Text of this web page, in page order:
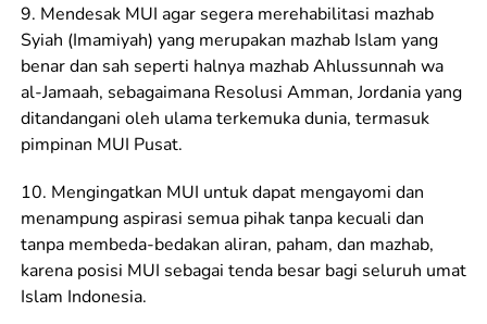
9. Mendesak MUI agar segera merehabilitasi mazhab
Syiah (Imamiyah) yang merupakan mazhab Islam yang
benar dan sah seperti halnya mazhab Ahlussunnah wa
al-Jamaah, sebagaimana Resolusi Amman, Jordania yang
ditandangani oleh ulama terkemuka dunia, termasuk
pimpinan MUI Pusat.
10. Mengingatkan MUI untuk dapat mengayomi dan
menampung aspirasi semua pihak tanpa kecuali dan
tanpa membeda-bedakan aliran, paham, dan mazhab,
karena posisi MUI sebagai tenda besar bagi seluruh umat
Islam Indonesia.